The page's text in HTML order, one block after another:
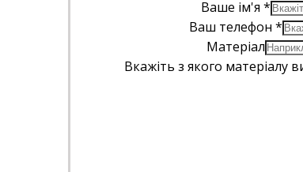
Ваше ім'я *
Ваш телефон *
Матеріал
Вкажіть з якого матеріалу